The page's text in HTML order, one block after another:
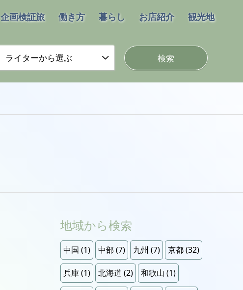
企画検証旅 働き方 暮らし お店紹介 観光地
ライターから選ぶ
地域から検索
中国 (1) 中部 (7) 九州 (7) 京都(32)
兵庫(1) 北海道 (2) 和歌山 (1)